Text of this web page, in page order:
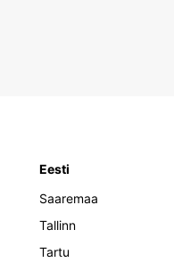
Eesti
Saaremaa
Tallinn
Tartu